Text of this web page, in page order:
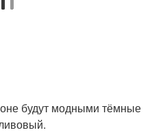
будут модными тёмные